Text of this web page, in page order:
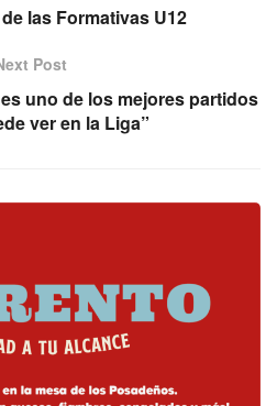
las Formativas U12
Post
uno de los mejores partidos
ver en la Liga”